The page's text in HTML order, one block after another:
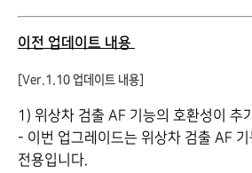
이전 업데이트 내용
[Ver.1.10 업데이트 내용]
1) 위상차 검출 AF 기능의 호환성이 추
- 이번 업그레이드는 위상차 검출 AF
전용입니다.